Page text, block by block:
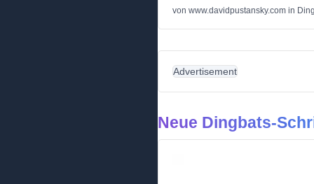
von www.davidpustansky.com in
Advertisement
Neue Dingbats-